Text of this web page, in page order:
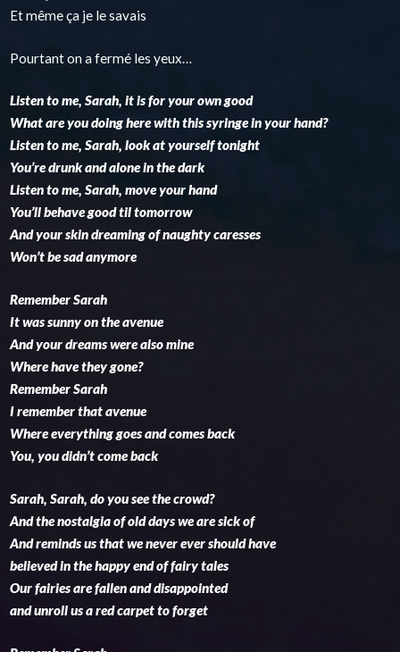
Et même ça je le savais
Pourtant on a fermé les yeux…
Listen to me, Sarah, it is for your own good
What are you doing here with this syringe in your hand?
Listen to me, Sarah, look at yourself tonight
You’re drunk and alone in the dark
Listen to me, Sarah, move your hand
You’ll behave good til tomorrow
And your skin dreaming of naughty caresses
Won’t be sad anymore
RememberSarah
It was sunny on the avenue
And your dreams were also mine
Where have they gone?
RememberSarah
I remember that avenue
Where everything goes and comes back
You, you didn’t come back
Sarah, Sarah, do you see the crowd?
And the nostalgia of old days we are sick of
And reminds us that we never ever should have
believed in the happy end of fairy tales
Our fairies are fallen and disappointed
and unroll us a red carpet to forget